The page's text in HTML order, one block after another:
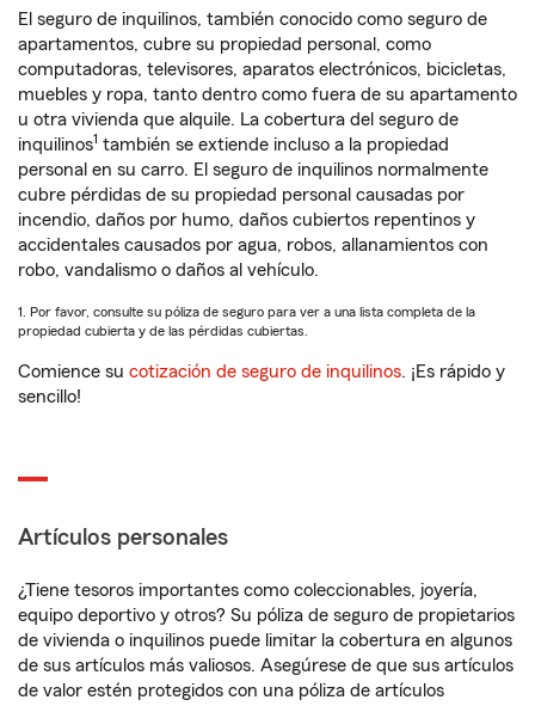
El seguro de inquilinos, también conocido como seguro de
apartamentos, cubre su propiedad personal, como
computadoras, televisores, aparatos electrónicos, bicicletas,
muebles y ropa, tanto dentro como fuera de su apartamento
u otra vivienda que alquile. La cobertura del seguro de
inquilinos1 también se extiende incluso a la propiedad
personal en su carro. El seguro de inquilinos normalmente
cubre pérdidas de su propiedad personal causadas por
incendio, daños por humo, daños cubiertos repentinos y
accidentales causados por agua, robos, allanamientos con
robo, vandalismo o daños al vehículo.
1. Por favor, consulte su póliza de seguro para ver a una lista completa de la
propiedad cubierta y de las pérdidas cubiertas.
Comience su cotización de seguro de inquilinos. ¡Es rápido y
sencillo!
Artículos personales
¿Tiene tesoros importantes como coleccionables, joyería,
equipo deportivo y otros? Su póliza de seguro de propietarios
de vivienda o inquilinos puede limitar la cobertura en algunos
de sus artículos más valiosos. Asegúrese de que sus artículos
de valor estén protegidos con una póliza de artículos